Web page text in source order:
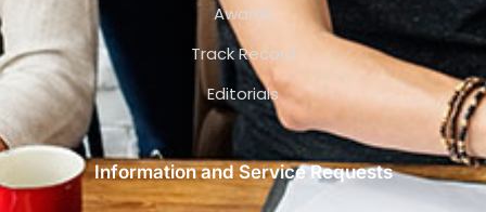
Awards
Track Record
Editorials
Information and Service Requests